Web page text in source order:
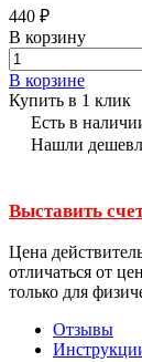
440 ₽
В корзину
В корзине
Купить в 1 клик
Есть в
Нашли
Выставить
Цена
отличаться от
только для
Отзывы